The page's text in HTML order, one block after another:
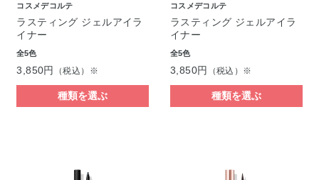
コスメデコルテ
ラスティング ジェルアイラ
イナー
全5色
3,850円 （税込）※
種類を選ぶ
コスメデコルテ
ラスティング ジェルアイラ
イナー
全5色
3,850円 （税込）※
種類を選ぶ